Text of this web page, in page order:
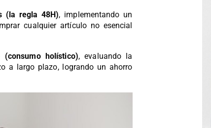
(la regla 48H), implementando un
cualquier artículo no esencial
(consumo holístico), evaluando la
a largo plazo, logrando un ahorro